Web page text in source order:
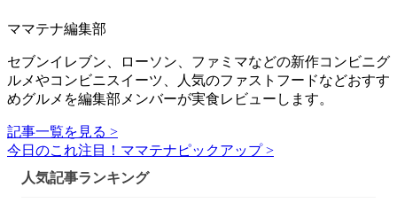
ママテナ編集部
セブンイレブン、ローソン、ファミマなどの新作コンビニグ
ルメやコンビニスイーツ、人気のファストフードなどおすす
めグルメを編集部メンバーが実食レビューします。
記事一覧を見る >
今日のこれ注目！ママテナピックアップ >
人気記事ランキング